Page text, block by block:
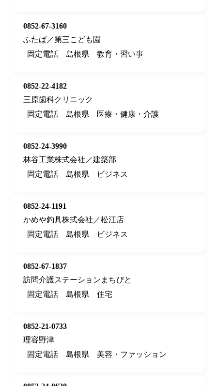
0852-67-3160
ふたば／第三こども園
固定電話
島根県 教育・習い事
0852-22-4182
三原歯科クリニック
固定電話
島根県 医療・健康・介護
0852-24-3990
林谷工業株式会社／建築部
固定電話
島根県 ビジネス
0852-24-1191
かめや釣具株式会社／松江店
固定電話
島根県 ビジネス
0852-67-1837
訪問介護ステーションまちびと
固定電話
島根県 住宅
0852-21-0733
理容野津
固定電話
島根県 美容・ファッション